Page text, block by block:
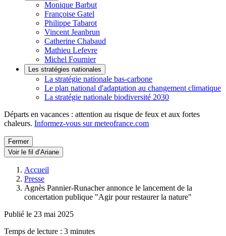
Monique Barbut
Françoise Gatel
Philippe Tabarot
Vincent Jeanbrun
Catherine Chabaud
Mathieu Lefevre
Michel Fournier
Les stratégies nationales
La stratégie nationale bas-carbone
Le plan national d'adaptation au changement climatique
La stratégie nationale biodiversité 2030
Départs en vacances : attention au risque de feux et aux fortes
chaleurs. Informez-vous sur meteofrance.com
Fermer
Voir le fil d’Ariane
Accueil
Presse
Agnès Pannier-Runacher annonce le lancement de la
concertation publique "Agir pour restaurer la nature"
Publié le 23 mai 2025
Temps de lecture : 3 minutes